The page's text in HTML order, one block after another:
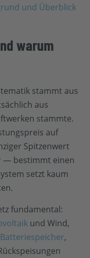
und Überblick
warum
stammt aus
aus
stammte.
auf
Spitzenwert
— bestimmt einen
setzt kaum
fundamental:
und Wind,
Batteriespeicher,